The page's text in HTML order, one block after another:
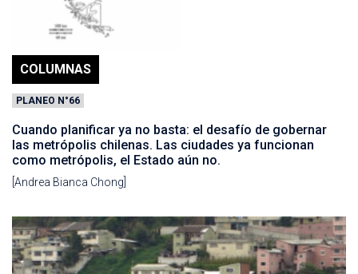
COLUMNAS
PLANEO N°66
Cuando planificar ya no basta: el desafío de gobernar
las metrópolis chilenas. Las ciudades ya funcionan
como metrópolis, el Estado aún no.
[Andrea Bianca Chong]